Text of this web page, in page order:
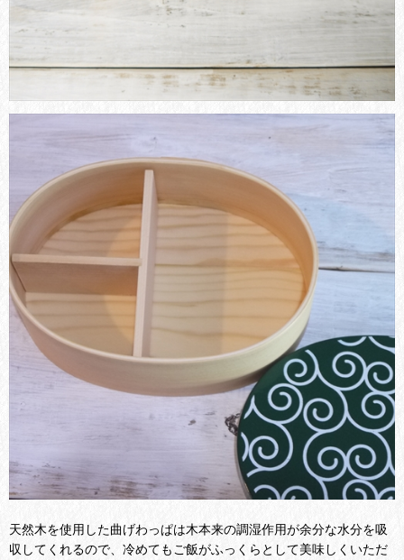
天然木を使用した曲げわっぱは木本来の調湿作用が余分な水分を吸
収してくれるので、冷めてもご飯がふっくらとして美味しくいただ